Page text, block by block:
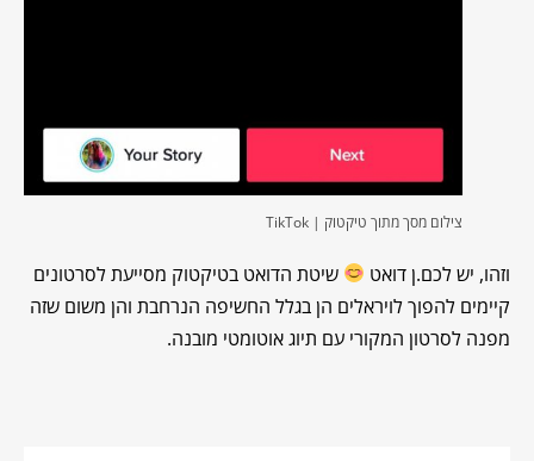
צילום מסך מתוך טיקטוק | TikTok
וזהו, יש לכם.ן דואט
שיטת הדואט בטיקטוק מסייעת לסרטונים
קיימים להפוך לויראלים הן בגלל החשיפה הנרחבת והן משום שזה
מפנה לסרטון המקורי עם תיוג אוטומטי מובנה.